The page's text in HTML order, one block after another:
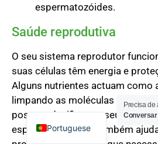
espermatozóides.
Saúde reprodutiva
O seu sistema reprodutor
suas células têm energia e
Alguns nutrientes actuam como
limpando as moléculas nocivas
possam danificar os seus
espermatozóides. Também
Precisa de
Portuguese
English
French
German
Japanese
Korean